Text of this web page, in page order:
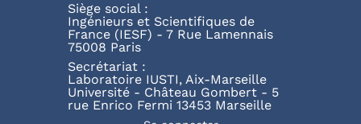
Siège social :
Ingénieurs et Scientifiques de
France (IESF) - 7 Rue Lamennais
75008 Paris
Secrétariat :
Laboratoire IUSTI, Aix-Marseille
Université - Château Gombert - 5
rue Enrico Fermi 13453 Marseille